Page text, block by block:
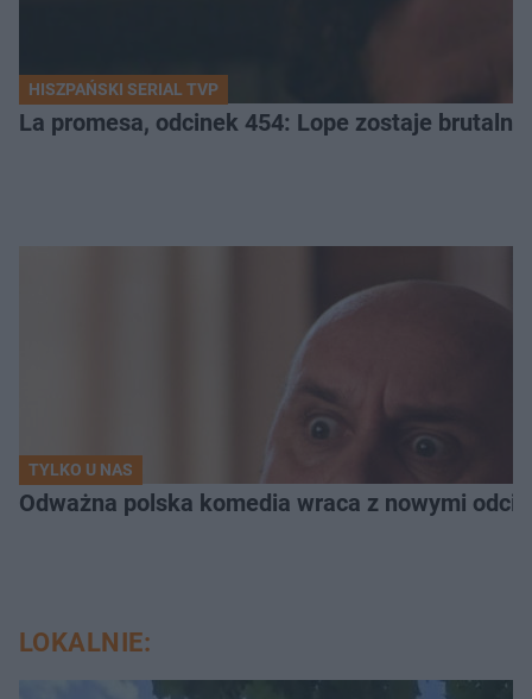
HISZPAŃSKI SERIAL TVP
La promesa, odcinek 454: Lope zostaje
TYLKO U NAS
Odważna polska komedia wraca z nowymi
LOKALNIE: